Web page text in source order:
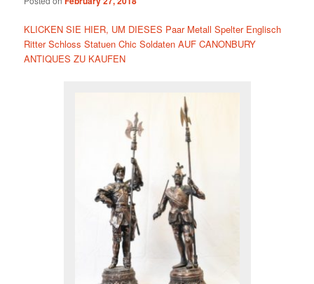
KLICKEN SIE HIER, UM DIESES Paar Metall Spelter Englisch
Ritter Schloss Statuen Chic Soldaten AUF CANONBURY
ANTIQUES ZU KAUFEN